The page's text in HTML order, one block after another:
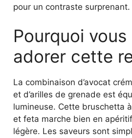
pour un contraste surprenant.
Pourquoi vous
adorer cette
La combinaison d’avocat
et d’arilles de grenade est
lumineuse. Cette bruschetta
et feta marche bien en
légère. Les saveurs sont